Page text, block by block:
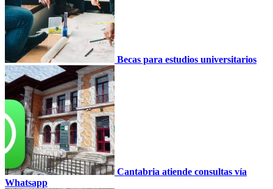
Becas para estudios universitarios
Cantabria atiende consultas vía
Whatsapp